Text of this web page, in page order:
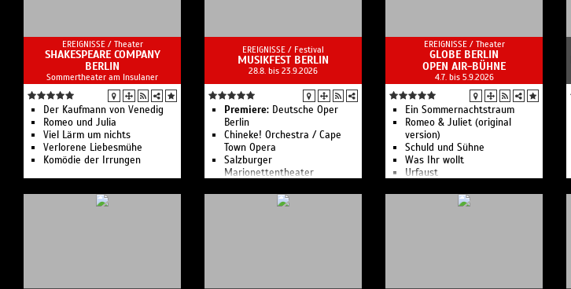
Ach, diese Lücke, diese
entsetzliche Lücke
X-Perience - Electro Pop
Sommer Open Air
Schiller - Sommerklang -
Open Air 2026
Forced To Mode - The
Devotional Tribute To Depeche
Mode
Veranstaltungsangebote aus
Theater, Unterhaltung und
EREIGNISSE / Theater
SHAKESPEARE COMPANY
BERLIN
Sommertheater am Insulaner
Der Kaufmann von Venedig
Romeo und Julia
Viel Lärm um nichts
Verlorene Liebesmühe
Komödie der Irrungen
EREIGNISSE / Festival
MUSIKFEST BERLIN
28.8. bis 23.9.2026
Premiere: Deutsche Oper
Berlin
Chineke! Orchestra / Cape
Town Opera
Salzburger
Marionettentheater
EREIGNISSE / Theater
GLOBE BERLIN
OPEN AIR-BÜHNE
4.7. bis 5.9.2026
Ein Sommernachtstraum
Romeo & Juliet (original
version)
Schuld und Sühne
Was Ihr wollt
Urfaust
Jeder stirbt für sich allein